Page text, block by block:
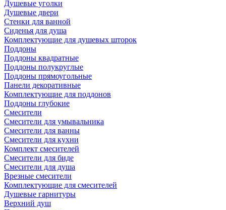
Душевые уголки
Душевые двери
Стенки для ванной
Сиденья для душа
Комплектующие для душевых шторок
Поддоны
Поддоны квадратные
Поддоны полукруглые
Поддоны прямоугольные
Панели декоративные
Комплектующие для поддонов
Поддоны глубокие
Смесители
Смесители для умывальника
Смесители для ванны
Смесители для кухни
Комплект смесителей
Смесители для биде
Смесители для душа
Врезные смесители
Комплектующие для смесителей
Душевые гарнитуры
Верхний душ